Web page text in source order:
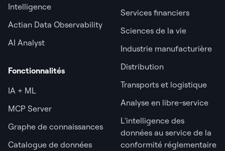
Intelligence
Actian Data Observability
AI Analyst
Fonctionnalités
IA + ML
MCP Server
Graphe de connaissances
Catalogue de données
Services financiers
Sciences de la vie
Industrie manufacturière
Distribution
Transports et logistique
Analyse en libre-service
L'intelligence des
données au service de la
conformité réglementaire